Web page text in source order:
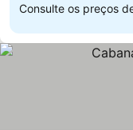
Consulte os preços